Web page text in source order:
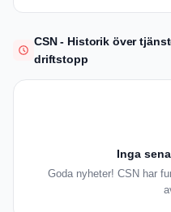
CSN - Historik över
driftstopp
Inga
Goda nyheter! CSN har